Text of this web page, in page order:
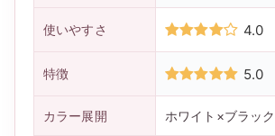
使いやすさ 4.0
特徴 5.0
カラー展開 ホワイト×ブラック